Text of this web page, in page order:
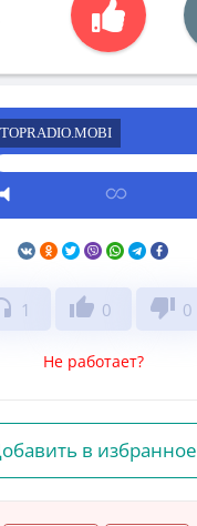
TOPRADIO.MOBI
1 thumb_up 0 thumb_down 0
Не работает?
в избранное